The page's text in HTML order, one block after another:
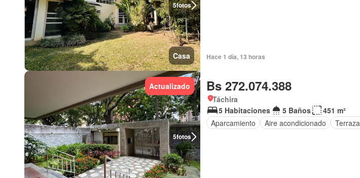
5fotos
Casa Hace 1 día, 13 horas
5fotos
Actualizado Bs 272.074.388
Táchira
5 Habitaciones
5 Baños
451 m²
Aparcamiento
Aire acondicionado Terraza